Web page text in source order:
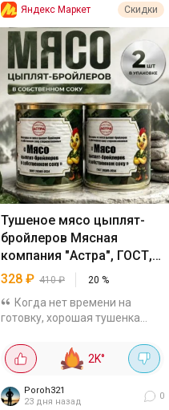
Яндекс Маркет Скидки
Тушеное мясо цыплят-
бройлеров Мясная
компания "Астра", ГОСТ,
338 гр 2 шт
328 ₽ 410₽ 20 %
Когда нет времени на
готовку, хорошая тушенка
собой тушеное мясо цыплят-
бройлеров в собственном
уже с банки....
2K°
Poroh321
23 дня назад
0